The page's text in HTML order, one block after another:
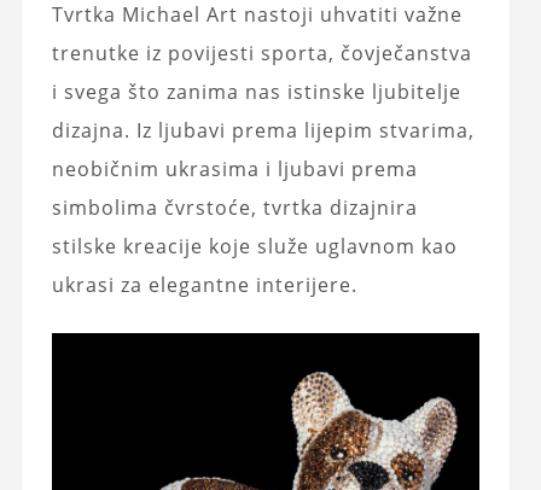
Tvrtka Michael Art nastoji uhvatiti važne
trenutke iz povijesti sporta, čovječanstva
i svega što zanima nas istinske ljubitelje
dizajna. Iz ljubavi prema lijepim stvarima,
neobičnim ukrasima i ljubavi prema
simbolima čvrstoće, tvrtka dizajnira
stilske kreacije koje služe uglavnom kao
ukrasi za elegantne interijere.